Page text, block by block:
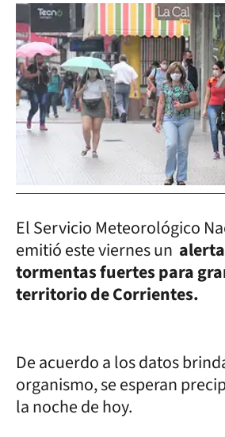
El Servicio Meteorológico
emitió este viernes un
tormentas fuertes para
territorio de Corrientes.
De acuerdo a los datos
organismo, se esperan
la noche de hoy.